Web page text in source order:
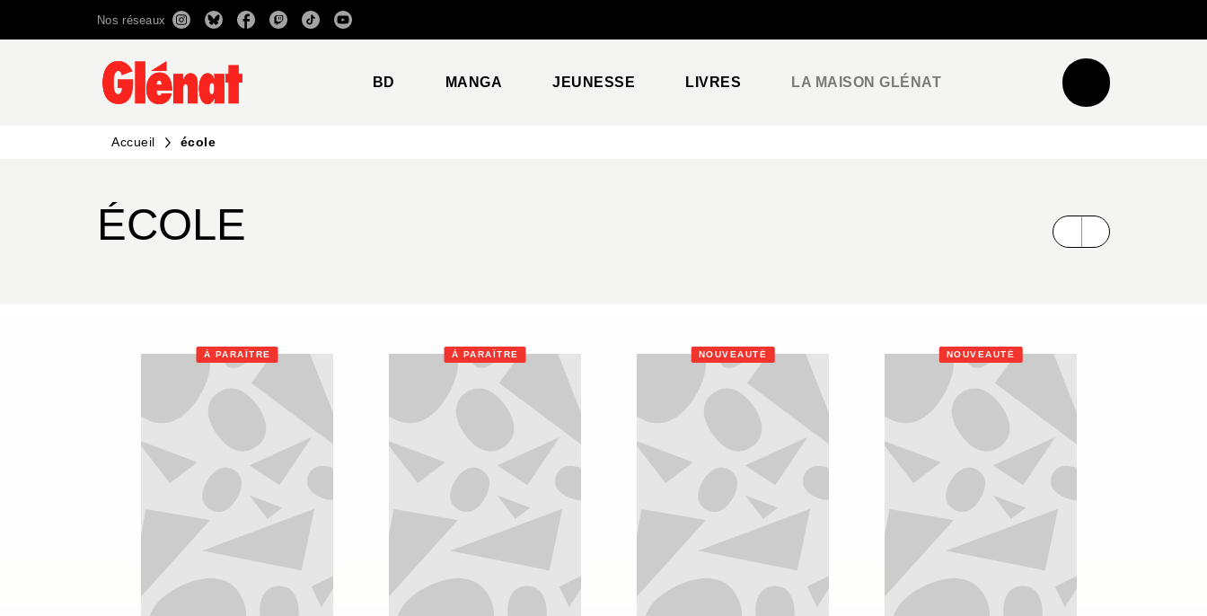
RECHERCHE CONTENU
Nos réseaux
BD MANGA JEUNESSE LIVRES LA MAISON GLÉNAT
Accueil école
ÉCOLE
À PARAÎTRE À PARAÎTRE NOUVEAUTÉ NOUVEAUTÉ